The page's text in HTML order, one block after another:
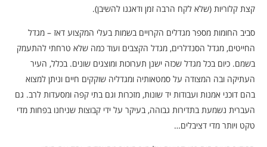
קצת קלוריות (שלא לקח הרבה זמן ודאגנו להשיבן).
סביב החומות מספר מגדלים הקרויים בשמות בעלי המקצוע דאז – מגדל
החייטים, מגדל הסנדלרים, מגדל הקצבים ועוד כמה שלא טרחתי להתעמק
בשמם. כיום בכל מגדל שכזה ישנן תערוכות ומוצגים שונים. בכלל, העיר
העתיקה ובה המצודה על סמטאותיה ומגדליה שוקקים חיים וניתן למצוא
בהם דוכני אמנות ועבודות יד שונות, מזכרות וגם בתי קפה ומסעדות לרב. גם
העברית נשמעת בתדירות גבוהה, בעיקר על ידי קבוצות שניחנו בפחות מדי
טקט ויותר מדי דציבלים…